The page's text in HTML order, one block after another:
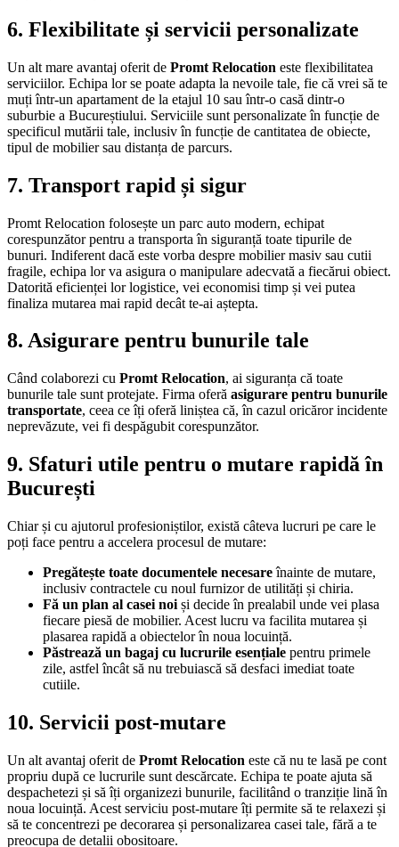
6. Flexibilitate și servicii personalizate
Un alt mare avantaj oferit de Promt Relocation este flexibilitatea
serviciilor. Echipa lor se poate adapta la nevoile tale, fie că vrei să te
muți într-un apartament de la etajul 10 sau într-o casă dintr-o
suburbie a Bucureștiului. Serviciile sunt personalizate în funcție de
specificul mutării tale, inclusiv în funcție de cantitatea de obiecte,
tipul de mobilier sau distanța de parcurs.
7. Transport rapid și sigur
Promt Relocation folosește un parc auto modern, echipat
corespunzător pentru a transporta în siguranță toate tipurile de
bunuri. Indiferent dacă este vorba despre mobilier masiv sau cutii
fragile, echipa lor va asigura o manipulare adecvată a fiecărui obiect.
Datorită eficienței lor logistice, vei economisi timp și vei putea
finaliza mutarea mai rapid decât te-ai aștepta.
8. Asigurare pentru bunurile tale
Când colaborezi cu Promt Relocation, ai siguranța că toate
bunurile tale sunt protejate. Firma oferă asigurare pentru bunurile
transportate, ceea ce îți oferă liniștea că, în cazul oricăror incidente
neprevăzute, vei fi despăgubit corespunzător.
9. Sfaturi utile pentru o mutare rapidă în
București
Chiar și cu ajutorul profesioniștilor, există câteva lucruri pe care le
poți face pentru a accelera procesul de mutare:
Pregătește toate documentele necesareînainte de mutare,
inclusiv contractele cu noul furnizor de utilități și chiria.
Fă un plan al casei noi și decide în prealabil unde vei plasa
fiecare piesă de mobilier. Acest lucru va facilita mutarea și
plasarea rapidă a obiectelor în noua locuință.
Păstrează un bagaj cu lucrurile esențiale pentru primele
zile, astfel încât să nu trebuiască să desfaci imediat toate
cutiile.
10. Servicii post-mutare
Un alt avantaj oferit de Promt Relocation este că nu te lasă pe cont
propriu după ce lucrurile sunt descărcate. Echipa te poate ajuta să
despachetezi și să îți organizezi bunurile, facilitând o tranziție lină în
noua locuință. Acest serviciu post-mutare îți permite să te relaxezi și
să te concentrezi pe decorarea și personalizarea casei tale, fără a te
preocupa de detalii obositoare.